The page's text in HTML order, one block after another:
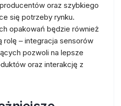
oraz szybkiego
się potrzeby rynku.
opakowań będzie również
– integracja sensorów
pozwoli na lepsze
oraz interakcję z